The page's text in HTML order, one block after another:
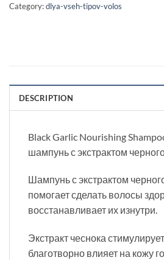
Category:dlya-vseh-tipov-volos
DESCRIPTION
Black Garlic Nourishing
шампунь с экстрактом
Шампунь с экстрактом
помогает сделать волосы
восстанавливает их изнутри.
Экстракт чеснока
благотворно влияет на кожу